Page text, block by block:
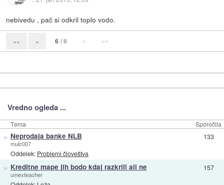
nebivedu , pač si odkril toplo vodo.
«« « 6 / 6 » »»
Vredno ogleda ...
Tema Sporočila
» Neprodaja banke NLB
mulc007
Oddelek: Problemi človeštva
133
» Kreditne mape jih bodo kdaj razkrili ali ne
umexteacher
157